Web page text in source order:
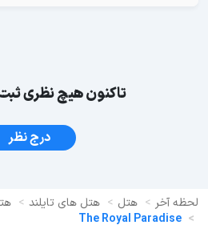
تاکنون هیچ نظری
درج نظر
لحظه آخر هتل هتل های تایلند
The Royal Paradise